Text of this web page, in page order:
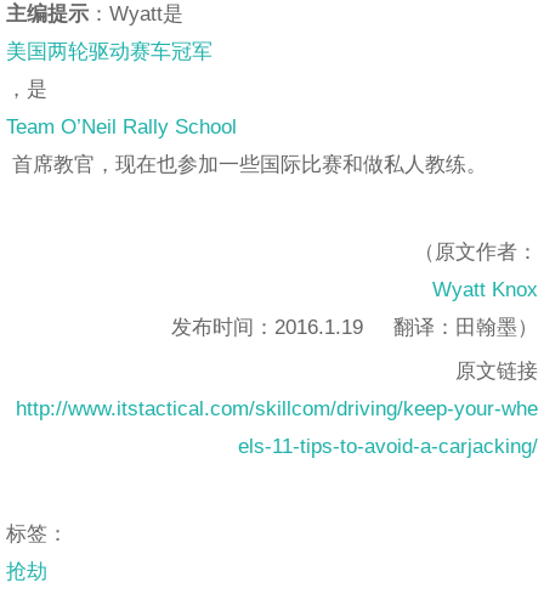
主编提示 ：Wyatt是
美国两轮驱动赛车冠军
，是
Team O’Neil Rally School
首席教官，现在也参加一些国际比赛和做私人教练。
（原文作者：
Wyatt Knox
发布时间：2016.1.19 翻译：田翰墨）
原文链接
http://www.itstactical.com/skillcom/driving/keep-your-whe
els-11-tips-to-avoid-a-carjacking/
标签：
抢劫